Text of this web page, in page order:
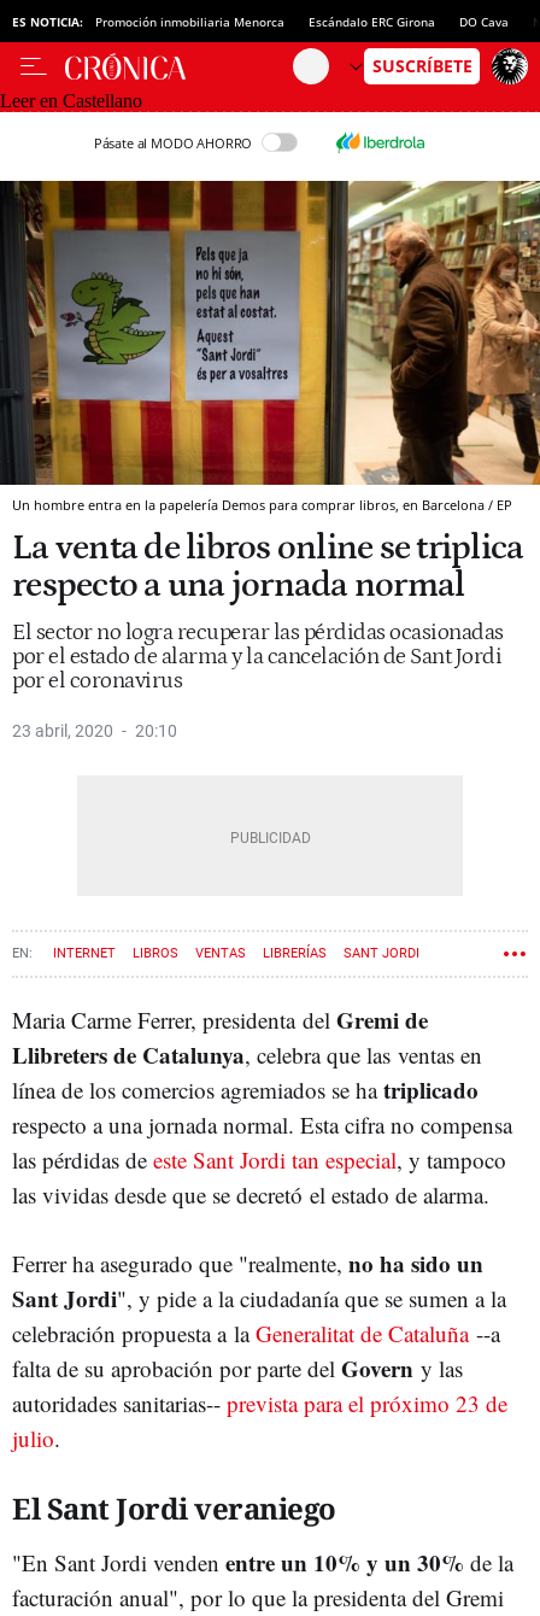
ES NOTICIA: Promoción inmobiliaria Menorca Escándalo ERC Girona DO Cava
Leer en Castellano
Pásate al MODO AHORRO
Un hombre entra en la papelería Demos para comprar libros, en Barcelona / EP
La venta de libros online se triplica
respecto a una jornada normal
El sector no logra recuperar las pérdidas ocasionadas
por el estado de alarma y la cancelación de Sant Jordi
por el coronavirus
23 abril, 2020 20:10
INTERNET LIBROS VENTAS LIBRERÍAS SANT JORDI
Maria Carme Ferrer, presidenta del Gremi de
Llibreters de Catalunya, celebra que las ventas en
línea de los comercios agremiados se hatriplicado
respecto a una jornada normal. Esta cifra no compensa
las pérdidas de este Sant Jordi tan especial, y tampoco
las vividas desde que se decretó el estado de alarma.
Ferrer ha asegurado que "realmente, no ha sido un
Sant Jordi", y pide a la ciudadanía que se sumen a la
celebración propuesta a laGeneralitat de Cataluña--a
falta de su aprobación por parte del Govern y las
autoridades sanitarias-- prevista para el próximo 23 de
julio.
El Sant Jordi veraniego
"En Sant Jordi venden entre un 10% y un 30% de la
facturación anual", por lo que la presidenta del Gremi